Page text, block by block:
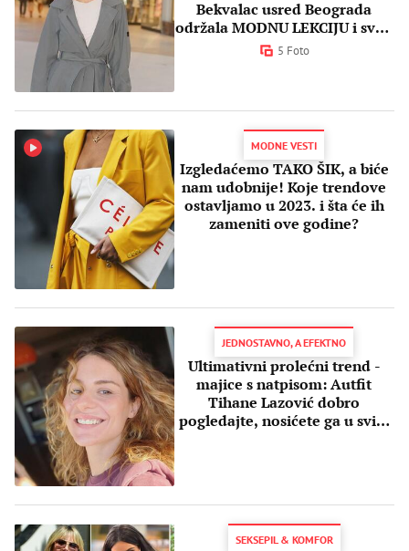
Bekvalac usred Beograda
održala MODNU LEKCIJU i sve -
OPČINILA
5 Foto
MODNE VESTI
Izgledaćemo TAKO ŠIK, a biće
nam udobnije! Koje trendove
ostavljamo u 2023. i šta će ih
zameniti ove godine?
JEDNOSTAVNO, A EFEKTNO
Ultimativni prolećni trend -
majice s natpisom: Autfit
Tihane Lazović dobro
pogledajte, nosićete ga u svim
SEKSEPIL & KOMFOR